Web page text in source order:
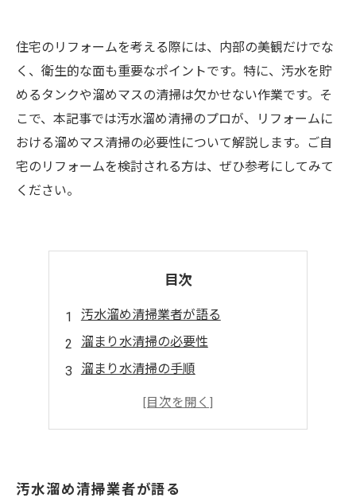
住宅のリフォームを考える際には、内部の美観だけでな
く、衛生的な面も重要なポイントです。特に、汚水を貯
めるタンクや溜めマスの清掃は欠かせない作業です。そ
こで、本記事では汚水溜め清掃のプロが、リフォームに
おける溜めマス清掃の必要性について解説します。ご自
宅のリフォームを検討される方は、ぜひ参考にしてみて
ください。
目次
汚水溜め清掃業者が語る
溜まり水清掃の必要性
溜まり水清掃の手順
溜まり水清掃のタイミング
汚水溜め清掃業者が語る